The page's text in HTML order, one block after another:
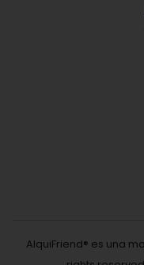
AlquiFriend® es una